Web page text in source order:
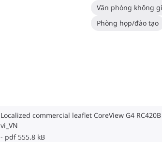
Văn phòng không
Phòng họp/đào tạo
Localized commercial leaflet CoreView G4 RC420B
vi_VN
pdf 555.8 kB